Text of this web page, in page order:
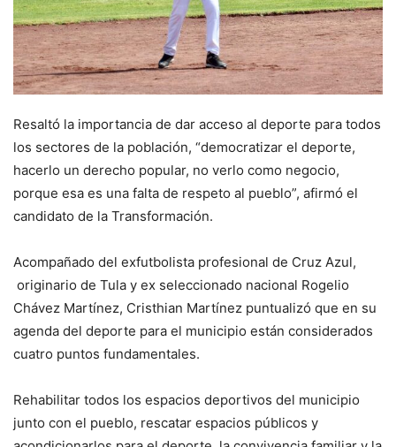
Resaltó la importancia de dar acceso al deporte para todos
los sectores de la población, “democratizar el deporte,
hacerlo un derecho popular, no verlo como negocio,
porque esa es una falta de respeto al pueblo”, afirmó el
candidato de la Transformación.
Acompañado del exfutbolista profesional de Cruz Azul,
originario de Tula y ex seleccionado nacional Rogelio
Chávez Martínez, Cristhian Martínez puntualizó que en su
agenda del deporte para el municipio están considerados
cuatro puntos fundamentales.
Rehabilitar todos los espacios deportivos del municipio
junto con el pueblo, rescatar espacios públicos y